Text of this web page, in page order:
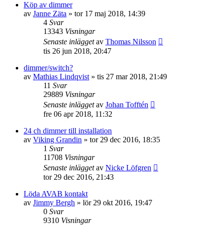
Köp av dimmer
av Janne Zäta » tor 17 maj 2018, 14:39
4 Svar
13343 Visningar
Senaste inläggetav Thomas Nilsson
tis 26 jun 2018, 20:47
dimmer/switch?
av Mathias Lindqvist » tis 27 mar 2018, 21:49
11 Svar
29889 Visningar
Senaste inläggetav Johan Tofftén
fre 06 apr 2018, 11:32
24 ch dimmer till installation
av Viking Grandin » tor 29 dec 2016, 18:35
1 Svar
11708 Visningar
Senaste inläggetav Nicke Löfgren
tor 29 dec 2016, 21:43
Löda AVAB kontakt
av Jimmy Bergh » lör 29 okt 2016, 19:47
0 Svar
9310 Visningar